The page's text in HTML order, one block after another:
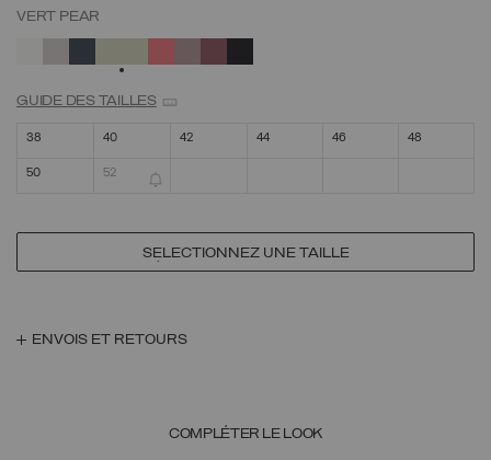
VERT PEAR
SÉLECTIONNÉ
GUIDE DES TAILLES
38 40 42 44 46 48
50 52
SÉLECTIONNEZ UNE TAILLE
ENVOIS ET RETOURS
COMPLÉTER LE LOOK